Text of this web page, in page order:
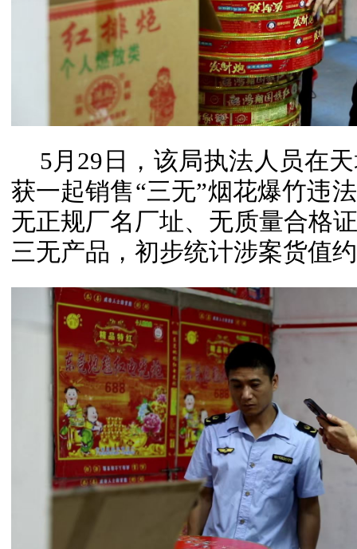
5月29日，该局执法人员在
获一起销售“三无”烟花爆竹违
无正规厂名厂址、无质量合格
三无产品，初步统计涉案货值